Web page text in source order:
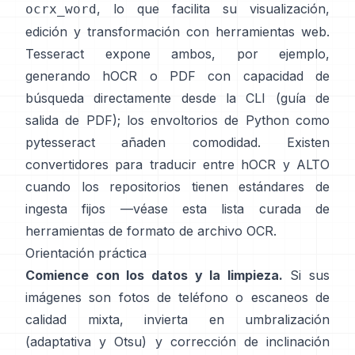
ocrx_word, lo que facilita su visualización,
edición y transformación con herramientas web.
Tesseract expone ambos, por ejemplo,
generando hOCR o PDF con capacidad de
búsqueda directamente desde la CLI (guía de
salida de PDF); los envoltorios de Python como
pytesseract
añaden comodidad. Existen
convertidores para traducir entre hOCR y ALTO
cuando los repositorios tienen estándares de
ingesta fijos —véase esta lista curada de
herramientas de formato de archivo OCR.
Orientación práctica
Comience con los datos y la limpieza. Si sus
imágenes son fotos de teléfono o escaneos de
calidad mixta, invierta en umbralización
(adaptativa y Otsu) y corrección de inclinación